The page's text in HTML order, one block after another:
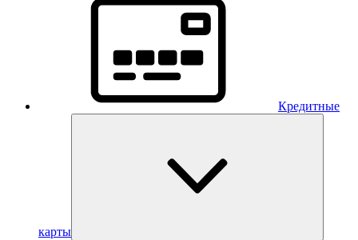
Кредитные
карты